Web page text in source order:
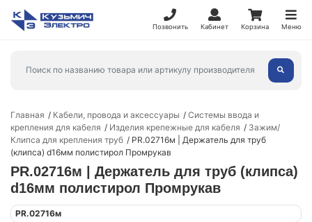
Позвонить Кабинет Корзина Меню
Главная Кабели, провода и аксессуары
Системы ввода и
крепления для кабеля
Изделия крепежные для кабеля
Зажим/
Клипса для крепления труб
PR.02716м | Держатель для труб
(клипса) d16мм полистирол Промрукав
PR.02716м | Держатель для труб (клипса)
d16мм полистирол Промрукав
PR.02716м